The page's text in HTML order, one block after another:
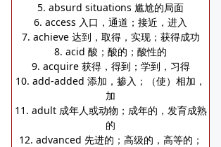
5. absurd situations 尴尬的局面
6. access 入口，通道；接近，进入
7. achieve 达到，取得，实现；获得成功
8. acid 酸；酸的；酸性的
9. acquire 获得，得到；学到，习得
10. add-added 添加，掺入；（使）相加，
加
11. adult 成年人或动物；成年的，发育成熟
的
12. advanced 先进的；高级的，高等的；